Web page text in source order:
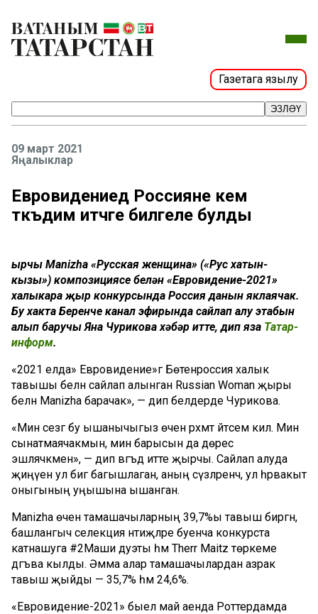
Газетага язылу
ЭЗЛӘҮ
09 март 2021
Яңалыклар
Евровидениедә Россияне кем
тәкъдим итәчәге билгеле булды
Җырчы Manizha «Русская женщина» («Рус хатын-
кызы») композициясе белән «Евровидение-2021»
халыкара җыр конкурсында Россия данын яклаячак.
Бу хакта Беренче канал эфирында сайлап алу этабын
алып баручы Яна Чурикова хәбәр итте, дип яза Татар-
информ.
«2021 елда» Евровидение»гә Бөтенроссия халык
тавышы белән сайлап алынган Russian Woman җыры
белән Manizha барачак», — дип белдерде Чурикова.
«Мин сезгә бу ышанычыгыз өчен рәхмәт әйтәсем килә. Мин
сынатмаячакмын, мин барысын да дөрес
эшләячәкмен», — дип вәгъдә итте җырчы. Сайлап алуда
җиңүен ул әбигә багышлаган, аның сүзләренчә, ул һәрвакыт
оныгының уңышына ышанган.
Manizha өчен тамашачыларның 39,7%ы тавыш биргән,
башлангыч селекция нәтиҗәләре буенча конкурста
катнашуга #2Маши дуэты һәм Therr Maitz төркеме
дәгъва кылды. Әмма алар тамашачылардан азрак
тавыш җыйды — 35,7% һәм 24,6%.
«Евровидение-2021» быел май аенда Роттердамда